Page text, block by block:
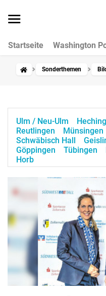
Startseite Washington
Sonderthemen
Ulm / Neu-Ulm
Reutlingen
Münsingen
Schwäbisch Hall
Göppingen
Tübingen
Horb